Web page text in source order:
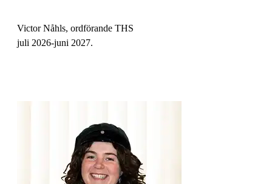
Victor Nåhls, ordförande THS
juli 2026-juni 2027.